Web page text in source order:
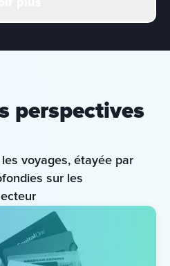
perspectives
voyages, étayée par
sur les